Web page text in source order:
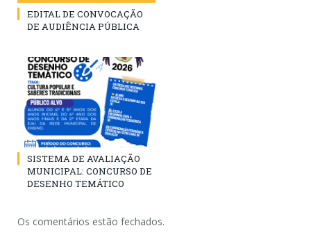
EDITAL DE CONVOCAÇÃO
DE AUDIÊNCIA PÚBLICA
SISTEMA DE AVALIAÇÃO
MUNICIPAL: CONCURSO DE
DESENHO TEMÁTICO
Os comentários estão fechados.